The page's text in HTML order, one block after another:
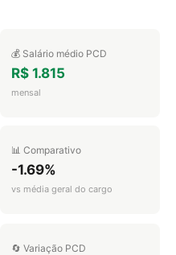
💰 Salário médio PCD
R$ 1.815
mensal
📊 Comparativo
-1.69%
vs média geral do cargo
🔄 Variação PCD